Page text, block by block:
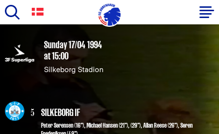
main
content
Primary
navigation
Sunday 17/04 1994
at 15:00
Silkeborg Stadion
5 SILKEBORG IF
Peter Sørensen (16"),Michael Hansen (21"), (29"),Allan Reese (26"),Søren